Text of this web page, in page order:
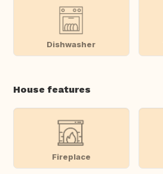
Dishwasher
House features
Fireplace